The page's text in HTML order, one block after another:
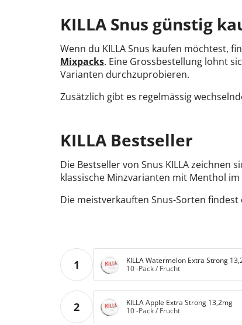
KILLA Snus günstig
Wenn du KILLA Snus kaufen möchtest,
Mixpacks. Eine Grossbestellung lohnt
Varianten durchzuprobieren.
Zusätzlich gibt es regelmässig
KILLA Bestseller
Die Bestseller von Snus KILLA
klassische Minzvarianten mit Menthol im
Die meistverkauften Snus-Sorten
1
KILLA Watermelon Extra Strong
10 -Pack/ Frucht
2
KILLA Apple Extra Strong 13,2mg
10 -Pack/ Frucht